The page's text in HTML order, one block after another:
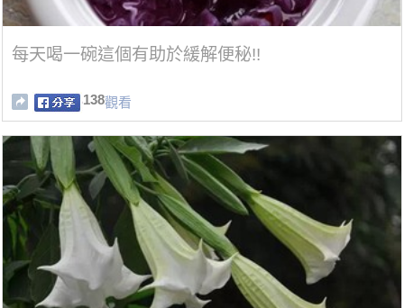
每天喝一碗這個有助於緩解便秘!!
138觀看